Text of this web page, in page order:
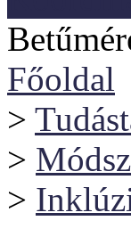
Főoldal
>
>
>